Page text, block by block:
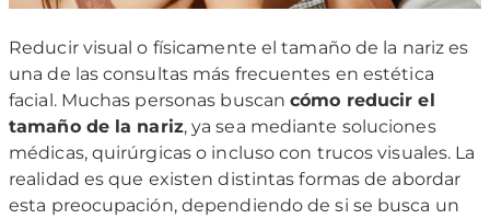
Reducir visual o físicamente el tamaño de la nariz es
una de las consultas más frecuentes en estética
facial. Muchas personas buscancómo reducir el
tamaño de la nariz, ya sea mediante soluciones
médicas, quirúrgicas o incluso con trucos visuales. La
realidad es que existen distintas formas de abordar
esta preocupación, dependiendo de si se busca un